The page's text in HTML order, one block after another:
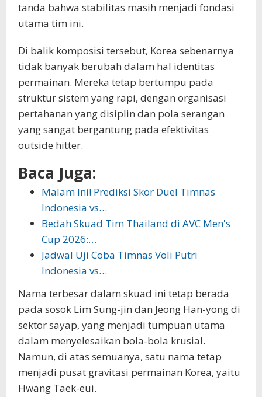
tanda bahwa stabilitas masih menjadi fondasi
utama tim ini.
Di balik komposisi tersebut, Korea sebenarnya
tidak banyak berubah dalam hal identitas
permainan. Mereka tetap bertumpu pada
struktur sistem yang rapi, dengan organisasi
pertahanan yang disiplin dan pola serangan
yang sangat bergantung pada efektivitas
outside hitter.
Baca Juga:
Malam Ini! Prediksi Skor Duel Timnas
Indonesia vs…
Bedah Skuad Tim Thailand di AVC Men's
Cup 2026:…
Jadwal Uji Coba Timnas Voli Putri
Indonesia vs…
Nama terbesar dalam skuad ini tetap berada
pada sosok Lim Sung-jin dan Jeong Han-yong di
sektor sayap, yang menjadi tumpuan utama
dalam menyelesaikan bola-bola krusial.
Namun, di atas semuanya, satu nama tetap
menjadi pusat gravitasi permainan Korea, yaitu
Hwang Taek-eui.